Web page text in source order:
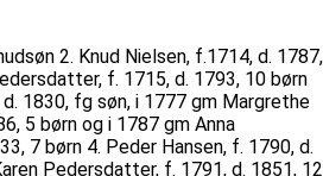
2. Knud Nielsen, f.1714, d. 1787,
f. 1715, d. 1793, 10 børn
1830, fg søn, i 1777 gm Margrethe
5 børn og i 1787 gm Anna
7 børn 4. Peder Hansen, f. 1790, d.
Pedersdatter, f. 1791, d. 1851, 12